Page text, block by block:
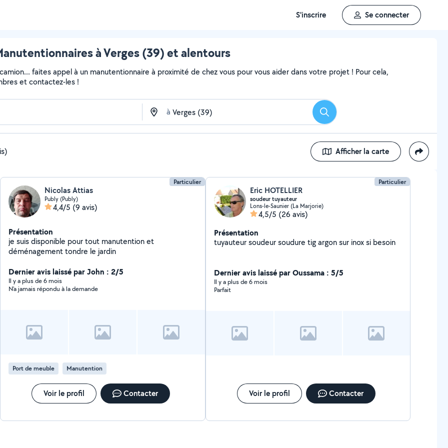
S'inscrire Se connecter
à Verges (39) et alentours
faites appel à un manutentionnaire à proximité de chez vous pour vous aider dans votre projet ! Pour cela,
et contactez-les !
à Rechercher
Afficher la carte
Particulier
Nicolas Attias
Publy (Publy)
4,4/5 (9 avis)
Présentation
je suis disponible pour tout manutention et
déménagement tondre le jardin
Dernier avis laissé par John : 2/5
Il y a plus de 6 mois
N'a jamais répondu à la demande
Port de meuble Manutention
Voir le profil Contacter
Particulier
Eric HOTELLIER
soudeur tuyauteur
Lons-le-Saunier (La Marjorie)
4,5/5 (26 avis)
Présentation
tuyauteur soudeur soudure tig argon sur inox si besoin
Dernier avis laissé par Oussama : 5/5
Il y a plus de 6 mois
Parfait
Voir le profil Contacter